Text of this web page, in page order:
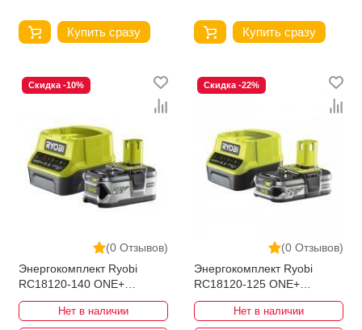
Купить сразу Купить сразу
(0 Отзывов)
Скидка -10%
Энергокомплект Ryobi
RC18120-140 ONE+
5133003360
Нет в наличии
(0 Отзывов)
Скидка -22%
Энергокомплект Ryobi
RC18120-125 ONE+
5133003359
Нет в наличии